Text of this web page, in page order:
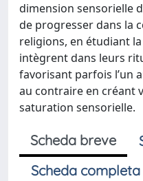
dimension sensorielle
de progresser dans la
religions, en étudiant
intègrent dans leurs
favorisant parfois l’un
au contraire en créant
saturation sensorielle.
Scheda breve
Scheda completa